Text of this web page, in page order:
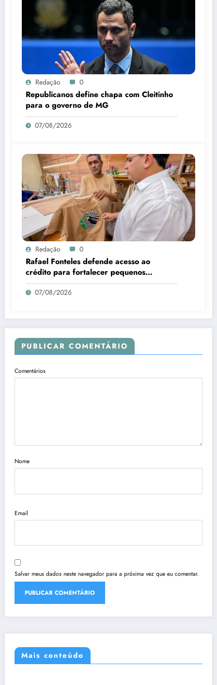
Redação 0
Republicanos define chapa com Cleitinho
para o governo de MG
07/08/2026
Redação 0
Rafael Fonteles defende acesso ao
crédito para fortalecer pequenos
negócios no Piauí
07/08/2026
PUBLICAR COMENTÁRIO
Comentários
Nome
Email
Salvar meus dados neste navegador para a próxima vez que eu comentar.
Mais conteúdo